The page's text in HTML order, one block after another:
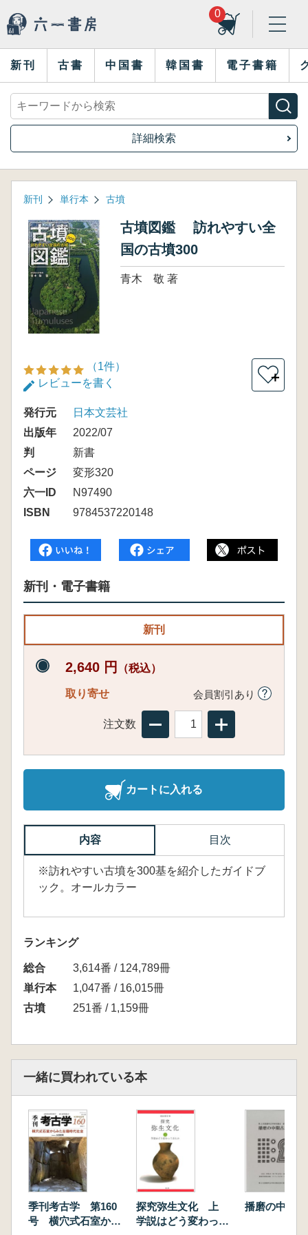
0
新刊 古書 中国書 韓国書 電子書籍
詳細検索
新刊 単行本 古墳
古墳図鑑 訪れやすい全
国の古墳300
青木 敬 著
（1件）
レビューを書く
＋
発行元
日本文芸社
出版年
2022/07
判
新書
ページ
変形320
六一ID
N97490
ISBN
9784537220148
新刊・電子書籍
新刊
2,640 円 （税込）
取り寄せ 会員割引あり
注文数
カートに入れる
内容 目次
※訪れやすい古墳を300基を紹介したガイドブ
ック。オールカラー
ランキング
総合
3,614番 / 124,789冊
単行本
1,047番 / 16,015冊
古墳
251番 / 1,159冊
一緒に買われている本
季刊考古学 第160
号 横穴式石室から
探究弥生文化 上
学説はどう変わって
播磨の中期